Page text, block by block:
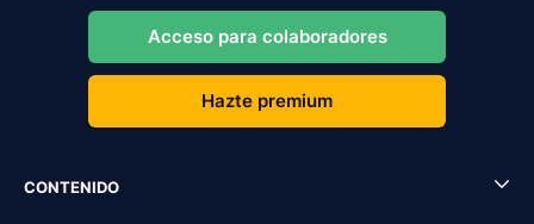
Acceso para colaboradores
Hazte premium
CONTENIDO